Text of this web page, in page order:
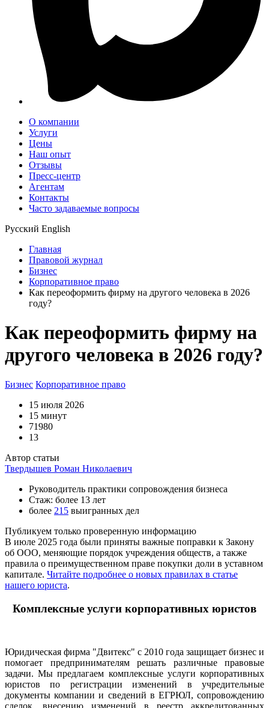
О компании
Услуги
Цены
Наш опыт
Отзывы
Пресс-центр
Агентам
Контакты
Часто задаваемые вопросы
Русский English
Главная
Правовой журнал
Бизнес
Корпоративное право
Как переоформить фирму на другого человека в 2026
году?
Как переоформить фирму на
другого человека в 2026 году?
Бизнес Корпоративное право
15 июля 2026
15 минут
71980
13
Автор статьи
Твердышев Роман Николаевич
Руководитель практики сопровождения бизнеса
Стаж: более 13 лет
более 215 выигранных дел
Публикуем только проверенную информацию
В июле 2025 года были приняты важные поправки к Закону
об ООО, меняющие порядок учреждения обществ, а также
правила о преимущественном праве покупки доли в уставном
капитале. Читайте подробнее о новых правилах в статье
нашего юриста.
Комплексные услуги корпоративных юристов
Юридическая фирма "Двитекс" с 2010 года защищает бизнес и
помогает предпринимателям решать различные правовые
задачи. Мы предлагаем комплексные услуги корпоративных
юристов по регистрации изменений в учредительные
документы компании и сведений в ЕГРЮЛ, сопровождению